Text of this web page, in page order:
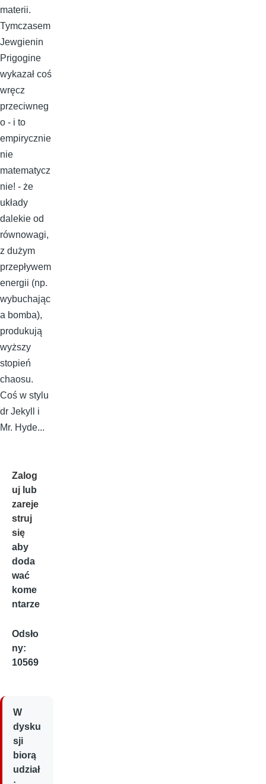
materii.
Tymczasem
Jewgienin
Prigogine
wykazał coś
wręcz
przeciwneg
o - i to
empirycznie
nie
matematycz
nie! - że
układy
dalekie od
równowagi,
z dużym
przepływem
energii (np.
wybuchając
a bomba),
produkują
wyższy
stopień
chaosu.
Coś w stylu
dr Jekyll i
Mr. Hyde...
Zalog
uj lub
zareje
struj
się
aby
doda
wać
kome
ntarze
Odsło
ny:
10569
W
dysku
sji
biorą
udział